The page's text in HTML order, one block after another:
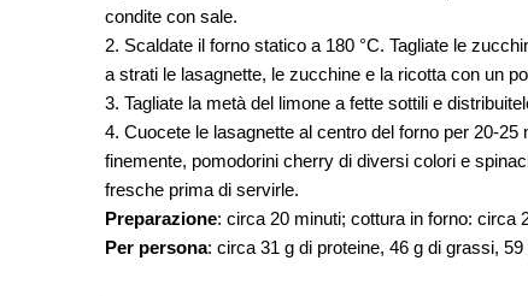
condite con sale.
2. Scaldate il forno statico a 180 °C. Tagliate le
a strati le lasagnette, le zucchine e la ricotta con un
3. Tagliate la metà del limone a fette sottili e
4. Cuocete le lasagnette al centro del forno per 20-
finemente, pomodorini cherry di diversi colori e
fresche prima di servirle.
Preparazione: circa 20 minuti; cottura in forno: circa
Per persona: circa 31 g di proteine, 46 g di grassi,